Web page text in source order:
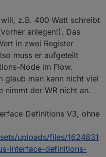
z.B. 400 Watt schreibt
anlegen!). Das
in zwei Register
muss er aufgeteilt
Node im Flow.
glaub man kann nicht viel
nimmt der WR nicht an.
Definitions V3, ohne
uploads/files/1624831
interface-definitions-